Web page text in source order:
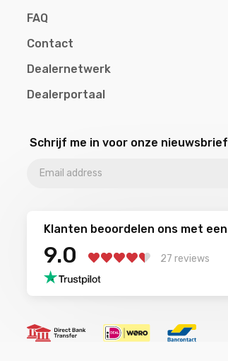
FAQ
Contact
Dealernetwerk
Dealerportaal
Schrijf me in voor onze nieuwsbrief
Klanten beoordelen ons met een
9.0
27 reviews